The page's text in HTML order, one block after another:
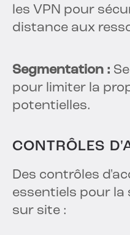
les VPN pour
distance aux
Segmentation :
pour limiter la
potentielles.
CONTRÔLES
Des contrôles
essentiels pour
sur site :